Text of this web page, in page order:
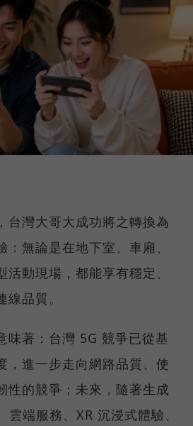
台灣大哥大成功將之轉換為
無論是在地下室、車廂、
動現場，都能享有穩定、
品質。
味著：台灣 5G 競爭已從基
，進一步走向網路品質、使
性的競爭；未來，隨著生成
端服務、XR 沉浸式體驗、